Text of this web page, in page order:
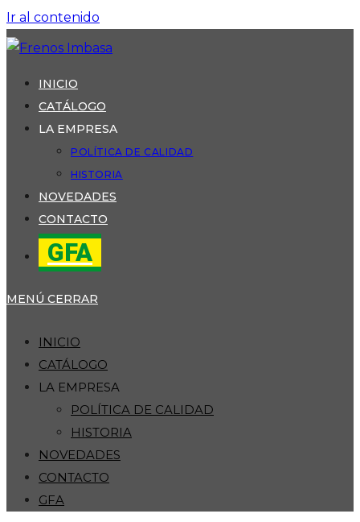
Ir al contenido
INICIO
CATÁLOGO
LA EMPRESA
POLÍTICA DE CALIDAD
HISTORIA
NOVEDADES
CONTACTO
GFA
MENÚ CERRAR
INICIO
CATÁLOGO
LA EMPRESA
POLÍTICA DE CALIDAD
HISTORIA
NOVEDADES
CONTACTO
GFA